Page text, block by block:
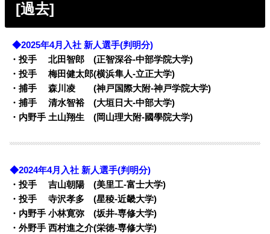
[過去]
◆2025年4月入社 新人選手(判明分)
・投手 北田智郎 (正智深谷-中部学院大学)
・投手 梅田健太郎(横浜隼人-立正大学)
・捕手 森川凌 (神戸国際大附-神戸学院大学)
・捕手 清水智裕 (大垣日大-中部大学)
・内野手 土山翔生 (岡山理大附-國學院大学)
◆2024年4月入社 新人選手(判明分)
・投手 吉山朝陽 (美里工-富士大学)
・投手 寺沢孝多 (星稜-近畿大学)
・内野手 小林寛弥 (坂井-専修大学)
・外野手 西村進之介(栄徳-専修大学)